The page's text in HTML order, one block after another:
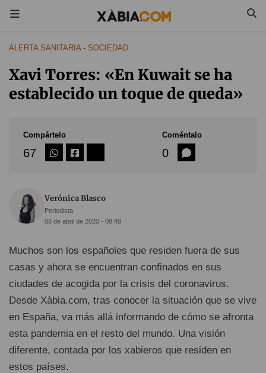
ALERTA SANITARIA- SOCIEDAD
Xavi Torres: «En Kuwait se ha
establecido un toque de queda»
Compártelo
67
Coméntalo
0
Verónica Blasco
Periodista
08 de abril de 2020 - 08:48
Muchos son los españoles que residen fuera de sus
casas y ahora se encuentran confinados en sus
ciudades de acogida por la crisis del coronavirus.
Desde Xàbia.com, tras conocer la situación que se vive
en España, va más allá informando de cómo se afronta
esta pandemia en el resto del mundo. Una visión
diferente, contada por los xabieros que residen en
estos países.